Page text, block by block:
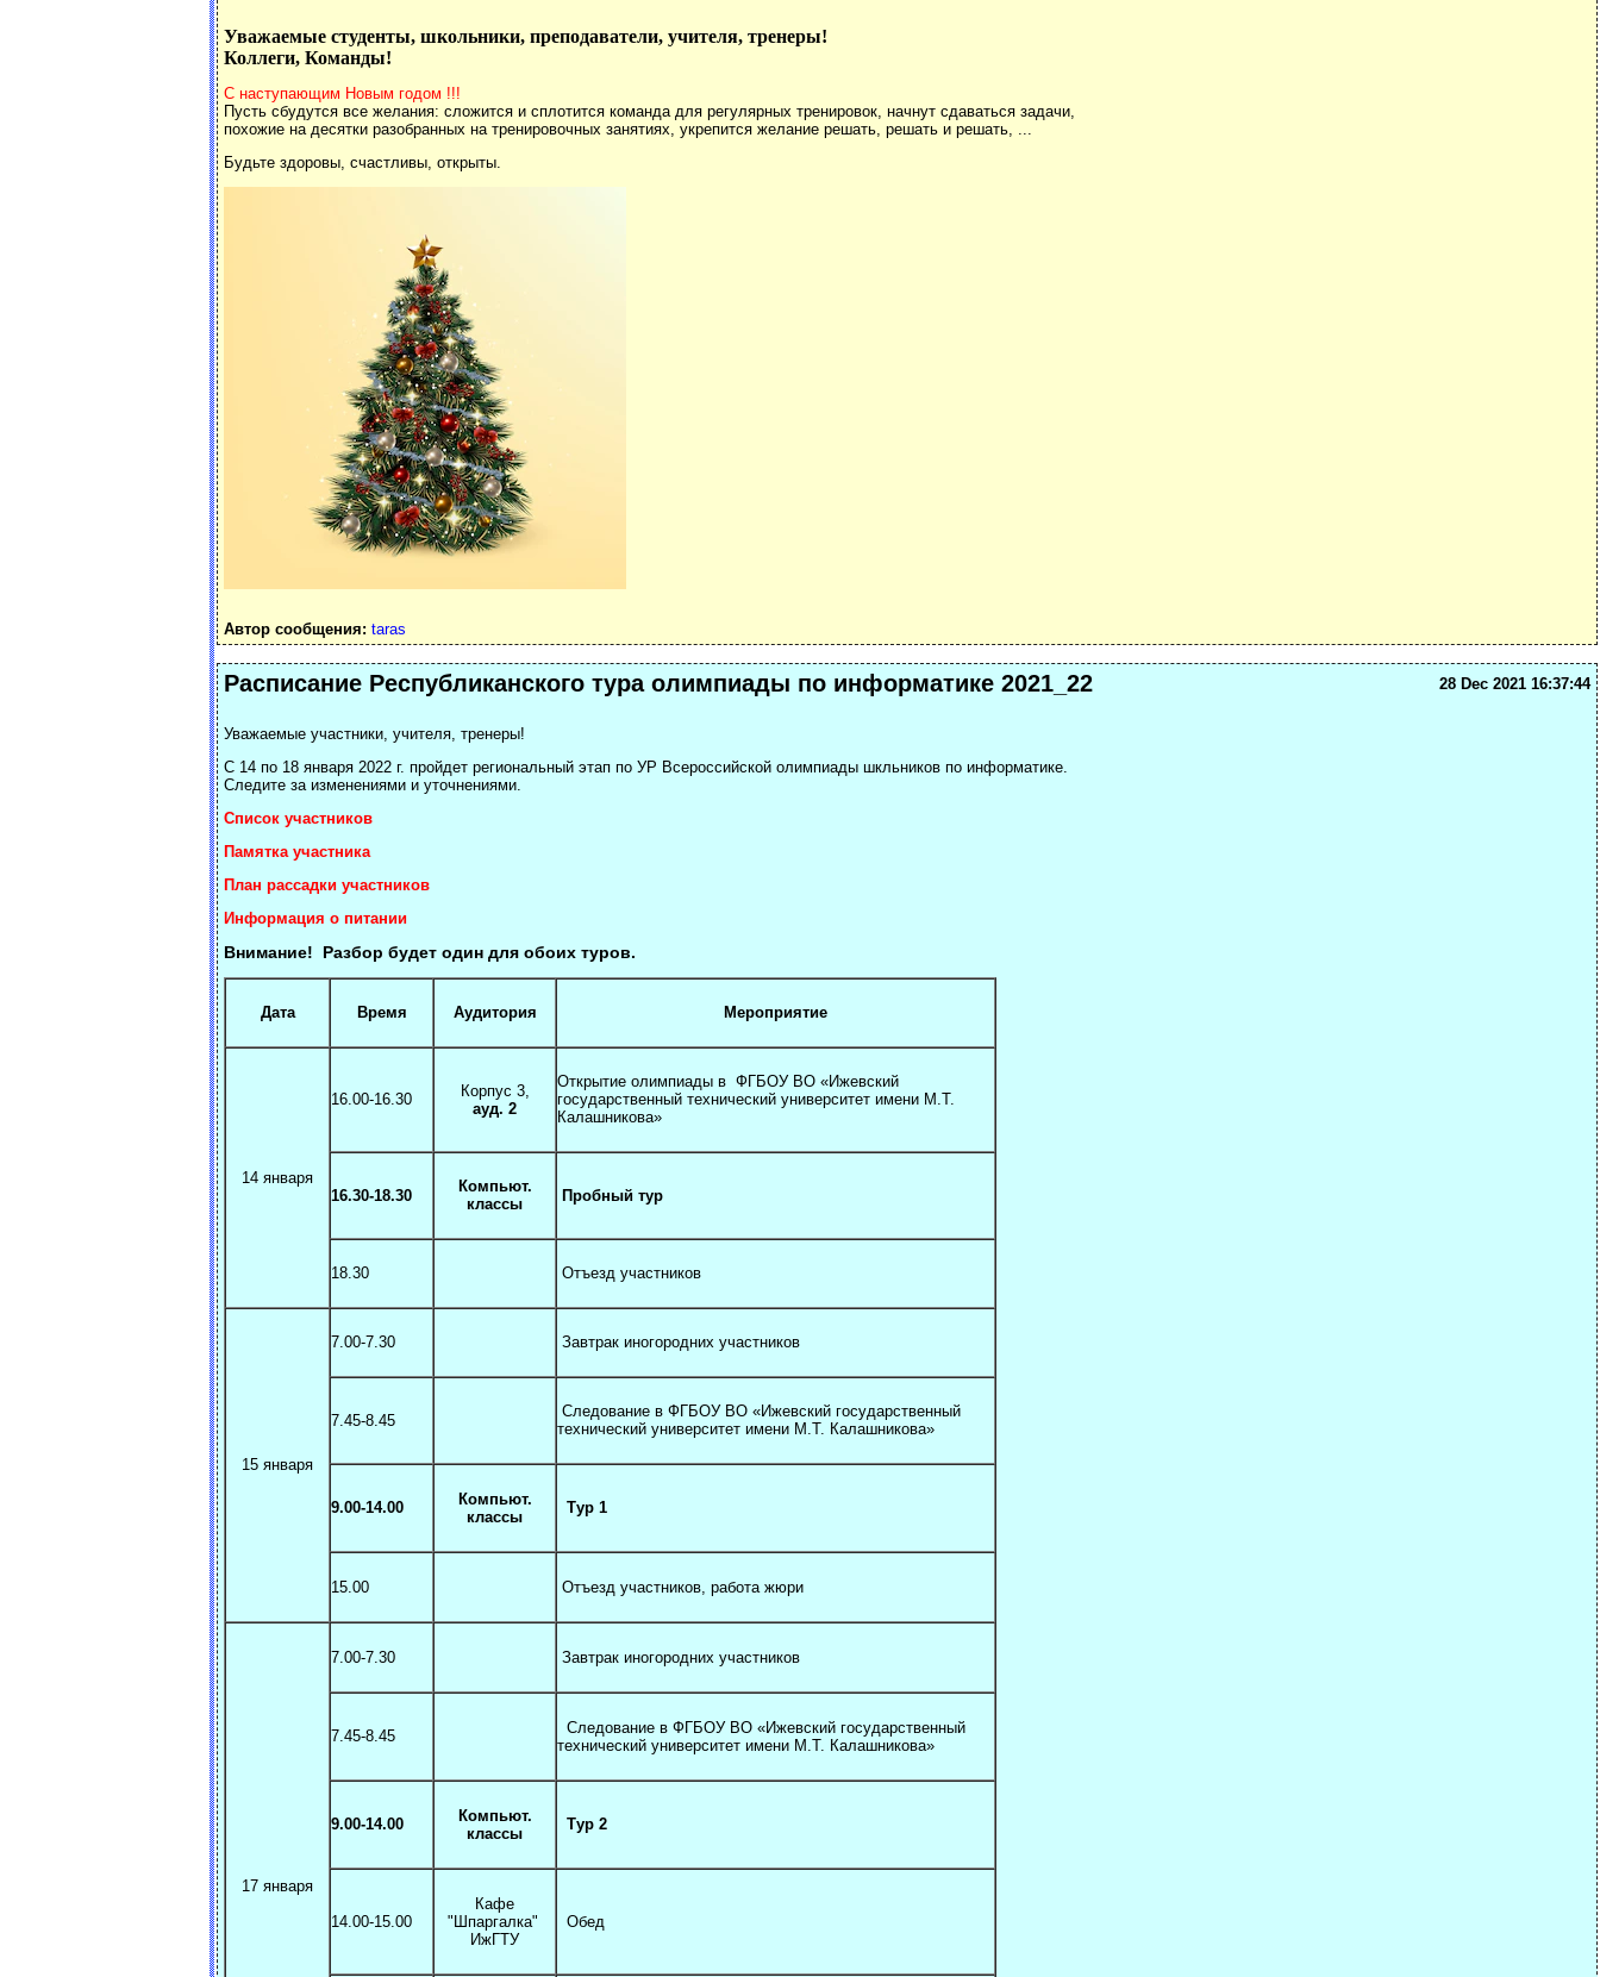
Уважаемые студенты, школьники, преподаватели, учителя, тренеры!
Коллеги, Команды!
С наступающим Новым годом !!!
Пусть сбудутся все желания: сложится и сплотится команда для регулярных тренировок, начнут сдаваться задачи,
похожие на десятки разобранных на тренировочных занятиях, укрепится желание решать, решать и решать, ...
Будьте здоровы, счастливы, открыты.
Автор сообщения: taras
Расписание Республиканского тура олимпиады по информатике 2021_22 28 Dec 2021 16:37:44
Уважаемые участники, учителя, тренеры!
С 14 по 18 января 2022 г. пройдет региональный этап по УР Всероссийской олимпиады шкльников по информатике.
Следите за изменениями и уточнениями.
Список участников
Памятка участника
План рассадки участников
Информация о питании
Внимание! Разбор будет один для обоих туров.
Дата Время Аудитория Мероприятие
14 января
16.00-16.30
Корпус 3,
ауд. 2
Открытие олимпиады в ФГБОУ ВО «Ижевский
государственный технический университет имени М.Т.
Калашникова»
16.30-18.30
Компьют.
классы
Пробный тур
18.30 Отъезд участников
15 января
7.00-7.30 Завтрак иногородних участников
7.45-8.45
Следование в ФГБОУ ВО «Ижевский государственный
технический университет имени М.Т. Калашникова»
9.00-14.00
Компьют.
классы
Тур 1
15.00 Отъезд участников, работа жюри
17 января
7.00-7.30 Завтрак иногородних участников
7.45-8.45
Следование в ФГБОУ ВО «Ижевский государственный
технический университет имени М.Т. Калашникова»
9.00-14.00
Компьют.
классы
Тур 2
14.00-15.00
Кафе
"Шпаргалка"
ИжГТУ
Обед